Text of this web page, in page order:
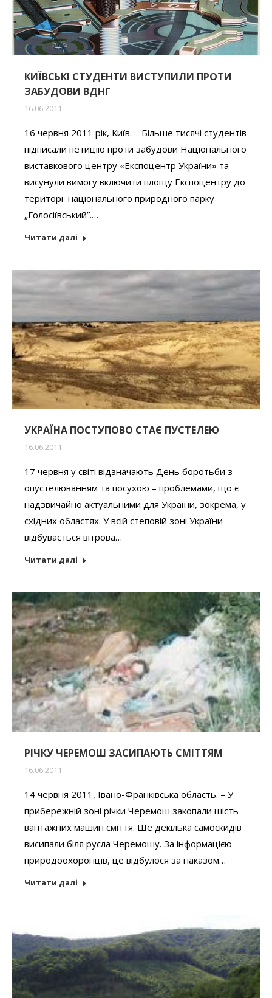
КИЇВСЬКІ СТУДЕНТИ ВИСТУПИЛИ ПРОТИ
ЗАБУДОВИ ВДНГ
16.06.2011
16 червня 2011 рік, Київ. – Більше тисячі студентів
підписали петицію проти забудови Національного
виставкового центру «Експоцентр України» та
висунули вимогу включити площу Експоцентру до
території національного природного парку
„Голосіївський”.…
Читати далі
УКРАЇНА ПОСТУПОВО СТАЄ ПУСТЕЛЕЮ
16.06.2011
17 червня у світі відзначають День боротьби з
опустелюванням та посухою – проблемами, що є
надзвичайно актуальними для України, зокрема, у
східних областях. У всій степовій зоні України
відбувається вітрова…
Читати далі
РІЧКУ ЧЕРЕМОШ ЗАСИПАЮТЬ СМІТТЯМ
16.06.2011
14 червня 2011, Івано-Франківська область. – У
прибережній зоні річки Черемош закопали шість
вантажних машин сміття. Ще декілька самоскидів
висипали біля русла Черемошу. За інформацією
природоохоронців, це відбулося за наказом…
Читати далі